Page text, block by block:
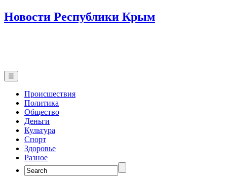
Новости Республики Крым
☰
Происшествия
Политика
Общество
Деньги
Культура
Спорт
Здоровье
Разное
Search
for: